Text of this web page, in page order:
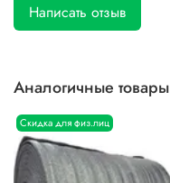
Написать отзыв
Аналогичные товары
Скидка для физ.лиц